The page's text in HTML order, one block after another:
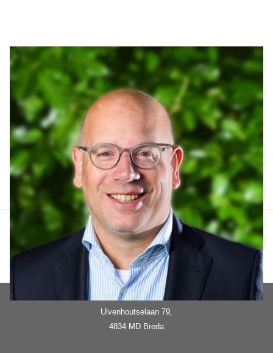
Arthur Lankhuizen
06 551 184 60
arthur@lucvastgoed.nl
Contact opnemen
Ulvenhoutselaan 79,
4834 MD Breda